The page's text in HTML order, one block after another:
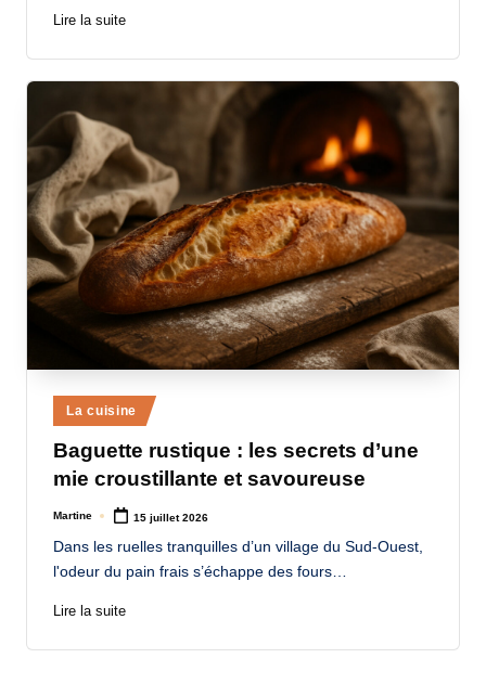
Lire la suite
Posted
in
La cuisine
Baguette rustique : les secrets d’une
mie croustillante et savoureuse
Posted
Martine 15 juillet 2026
Dans les ruelles tranquilles d’un village du Sud-Ouest,
l'odeur du pain frais s’échappe des fours…
Lire la suite